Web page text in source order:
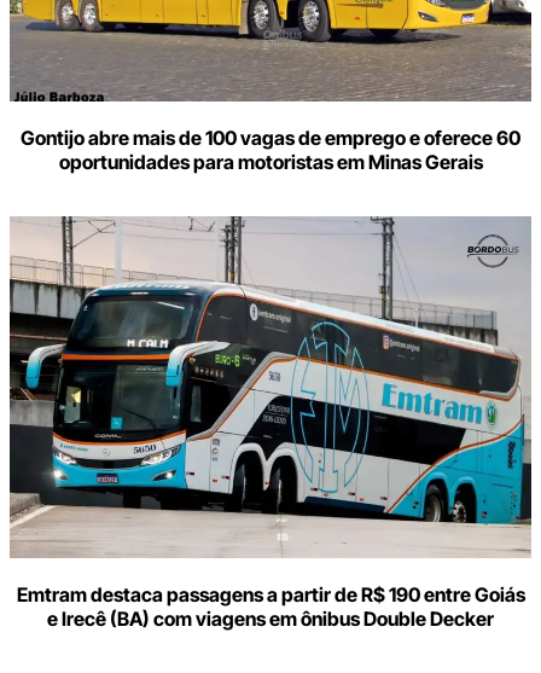
Gontijo abre mais de 100 vagas de emprego e oferece 60
oportunidades para motoristas em Minas Gerais
Emtram destaca passagens a partir de R$ 190 entre Goiás
e Irecê (BA) com viagens em ônibus Double Decker